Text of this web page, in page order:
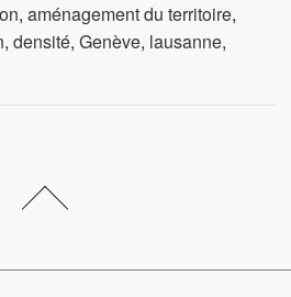
, aménagement du territoire,
, densité, Genève, lausanne,